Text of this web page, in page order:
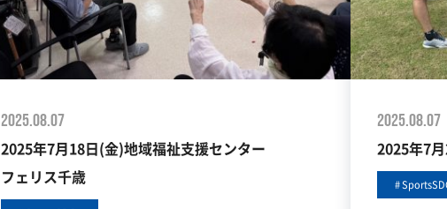
2025.08.07
2025年7月18日(金)地域福祉支援センター
フェリス千歳
2025.08.07
2025年7